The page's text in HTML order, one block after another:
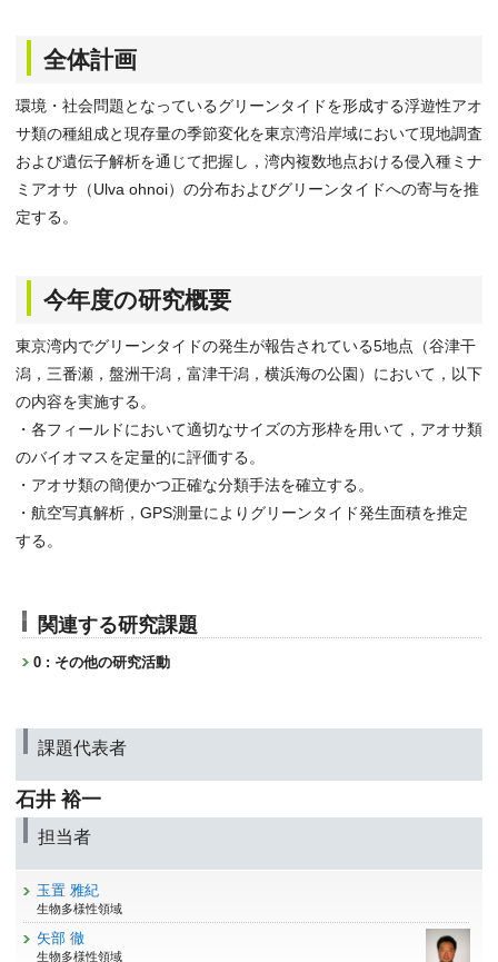
全体計画
環境・社会問題となっているグリーンタイドを形成する浮遊性アオ
サ類の種組成と現存量の季節変化を東京湾沿岸域において現地調査
および遺伝子解析を通じて把握し，湾内複数地点おける侵入種ミナ
ミアオサ（Ulva ohnoi）の分布およびグリーンタイドへの寄与を推
定する。
今年度の研究概要
東京湾内でグリーンタイドの発生が報告されている5地点（谷津干
潟，三番瀬，盤洲干潟，富津干潟，横浜海の公園）において，以下
の内容を実施する。
・各フィールドにおいて適切なサイズの方形枠を用いて，アオサ類
のバイオマスを定量的に評価する。
・アオサ類の簡便かつ正確な分類手法を確立する。
・航空写真解析，GPS測量によりグリーンタイド発生面積を推定
する。
関連する研究課題
0 : その他の研究活動
課題代表者
石井 裕一
担当者
玉置 雅紀
生物多様性領域
矢部 徹
生物多様性領域